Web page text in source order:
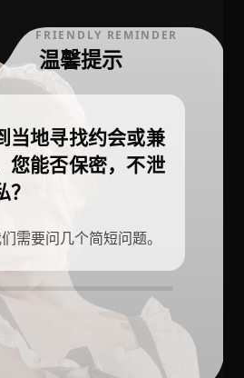
FRIENDLY REMINDER
温馨提示
当地寻找约会或兼
您能否保密，不泄
需要问几个简短问题。